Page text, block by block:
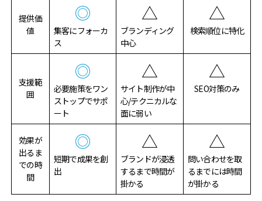
提供価
値
◎
集客にフォーカ
ス
△
ブランディング
中心
△
検索順位に特化
支援範
囲
◎
必要施策をワン
ストップでサポ
ート
△
サイト制作が中
心/テクニカルな
面に弱い
△
SEO対策のみ
効果が
出るま
での時
間
◎
短期で成果を創
出
△
ブランドが浸透
するまで時間が
掛かる
△
問い合わせを取
るまでには時間
が掛かる